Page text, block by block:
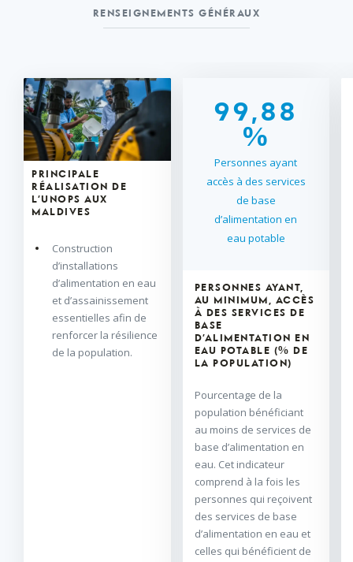
RENSEIGNEMENTS GÉNÉRAUX
PRINCIPALE
RÉALISATION DE
L’UNOPS AUX
MALDIVES
Construction
d’installations
d’alimentation en eau
et d’assainissement
essentielles afin de
renforcer la résilience
de la population.
5
9
5
9
0
,8
9
0
8
0
%
Personnes ayant
accès à des services
de base
d’alimentation en
eau potable
PERSONNES AYANT,
AU MINIMUM, ACCÈS
À DES SERVICES DE
BASE
D’ALIMENTATION EN
EAU POTABLE (% DE
LA POPULATION)
Pourcentage de la
population bénéficiant
au moins de services de
base d’alimentation en
eau. Cet indicateur
comprend à la fois les
personnes qui reçoivent
des services de base
d’alimentation en eau et
celles qui bénéficient de